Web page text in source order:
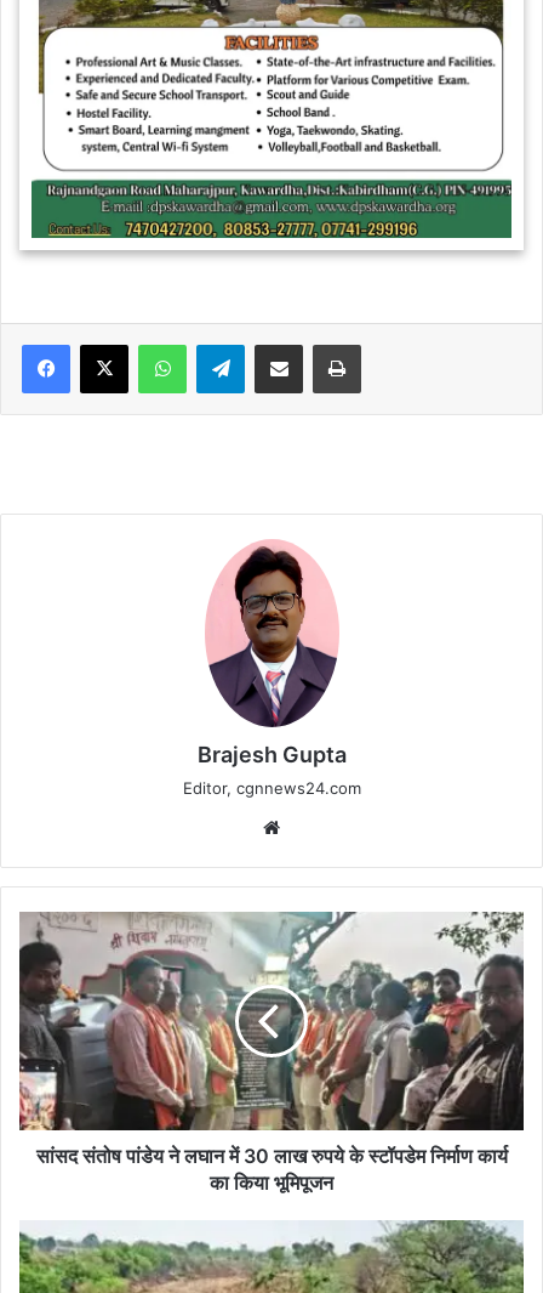
WhatsAppTelegramShare via Email Print
Brajesh Gupta
Editor, cgnnews24.com
सांसद
संतोष
पांडेय
ने
लघान
में
30
लाख
रुपये
कार्य
का
किया
सांसद संतोष पांडेय ने लघान में 30 लाख रुपये के स्टॉपडेम निर्माण कार्य
का किया भूमिपूजन
जिले
की
सबसे